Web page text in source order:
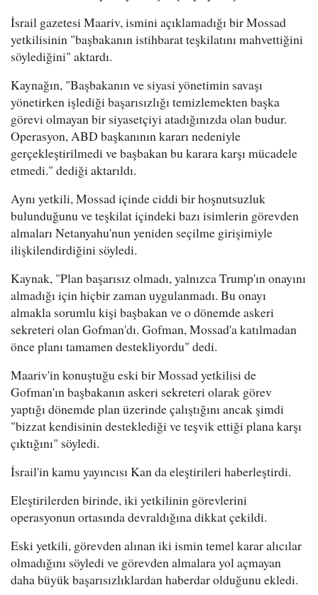
İsrail gazetesi Maariv, ismini açıklamadığı bir Mossad
yetkilisinin "başbakanın istihbarat teşkilatını mahvettiğini
söylediğini" aktardı.
Kaynağın, "Başbakanın ve siyasi yönetimin savaşı
yönetirken işlediği başarısızlığı temizlemekten başka
görevi olmayan bir siyasetçiyi atadığınızda olan budur.
Operasyon, ABD başkanının kararı nedeniyle
gerçekleştirilmedi ve başbakan bu karara karşı mücadele
etmedi." dediği aktarıldı.
Aynı yetkili, Mossad içinde ciddi bir hoşnutsuzluk
bulunduğunu ve teşkilat içindeki bazı isimlerin görevden
almaları Netanyahu'nun yeniden seçilme girişimiyle
ilişkilendirdiğini söyledi.
Kaynak, "Plan başarısız olmadı, yalnızca Trump'ın onayını
almadığı için hiçbir zaman uygulanmadı. Bu onayı
almakla sorumlu kişi başbakan ve o dönemde askeri
sekreteri olan Gofman'dı. Gofman, Mossad'a katılmadan
önce planı tamamen destekliyordu" dedi.
Maariv'in konuştuğu eski bir Mossad yetkilisi de
Gofman'ın başbakanın askeri sekreteri olarak görev
yaptığı dönemde plan üzerinde çalıştığını ancak şimdi
"bizzat kendisinin desteklediği ve teşvik ettiği plana karşı
çıktığını" söyledi.
İsrail'in kamu yayıncısı Kan da eleştirileri haberleştirdi.
Eleştirilerden birinde, iki yetkilinin görevlerini
operasyonun ortasında devraldığına dikkat çekildi.
Eski yetkili, görevden alınan iki ismin temel karar alıcılar
olmadığını söyledi ve görevden almalara yol açmayan
daha büyük başarısızlıklardan haberdar olduğunu ekledi.